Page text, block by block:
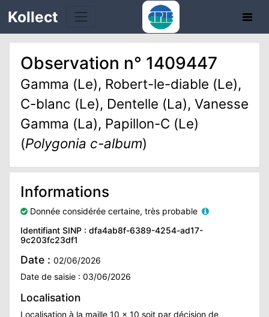
Kollect
Observation n° 1409447
Gamma (Le), Robert-le-diable (Le),
C-blanc (Le), Dentelle (La), Vanesse
Gamma (La), Papillon-C (Le)
(Polygonia c-album)
Informations
Donnée considérée certaine, très probable
Identifiant SINP : dfa4ab8f-6389-4254-ad17-
9c203fc23df1
Date : 02/06/2026
Date de saisie : 03/06/2026
Localisation
Localisation à la maille 10 x 10 soit par décision de